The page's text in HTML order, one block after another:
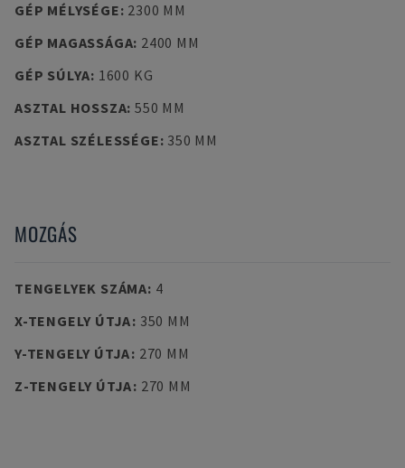
GÉP MÉLYSÉGE: 2300 MM
GÉP MAGASSÁGA: 2400 MM
GÉP SÚLYA: 1600 KG
ASZTAL HOSSZA: 550 MM
ASZTAL SZÉLESSÉGE: 350 MM
MOZGÁS
TENGELYEK SZÁMA: 4
X-TENGELY ÚTJA: 350 MM
Y-TENGELY ÚTJA: 270 MM
Z-TENGELY ÚTJA: 270 MM